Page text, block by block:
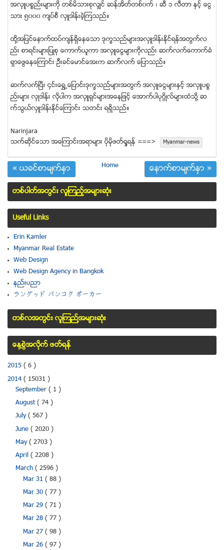
အလွဴပစၥည္းမ်ားကို တစ္မိသားစုလွ်င္ ဆန္အိတ္တစ္၀က္ ၊ ဆီ ၁ လီတာ ႏွင့္ ေငြ
သား ၅၀၀၀ က်ပ္စီ လွဴဒါန္းခဲ့ၾကသည္။
ထို႔အျပင္ေနာက္ထပ္က်န္ရွိေနေသာ ဒုကၡသည္မ်ားအလွဴဒါန္းနိုင္ရန္အတြက္လ
ည္း စာရင္းမ်ားျပဳစု ေကာက္ယူကာ အလွဴေငြမ်ားကိုလည္း ဆက္လက္ေကာက္ခံ
ရွာေဖြေနေၾကာင္း ဦးခင္ေမာင္ေအးက ဆက္္လက္ ေျပာသည္။
ဆက္လက္ျပီး ၄င္းေရႊ႕ေျပာင္းဒုကၡသည္မ်ားအတြက္ အလွဴေငြမ်ားႏွင့္ အလွဴပစၥ
ည္းမ်ား လွဳဒါန္း လိုပါက အလွဴရွင္မ်ားအေနျဖင့္ ေအာက္ပါပုဂၢိဳလ္မ်ားထံသို႔ ဆ
က္သြယ္လွဴဒါန္းနိုင္ေၾကာင္း သတင္း ရရွိသည္။
Narinjara
သက္ဆုိင္ေသာ အေၾကာင္းအရာမ်ား ပုိမုိဖတ္ရႈရန္ ===>
Myanmar-news
« ယခင္စာမ်က္ႏွာ Home ေနာက္စာမ်က္ႏွာ »
တစ္ပါတ္အတြင္း လူၾကည့္အမ်ားဆံုး
Useful Links
Erin Kamler
Myanmar Real Estate
Web Design
Web Design Agency in Bangkok
နည္းပညာ
ラングッド バンコク ポーカー
တစ္လအတြင္း လူၾကည္႔အမ်ားဆံုး
ေန႔စြဲအလိုက္ ဖတ္ရန္
2015 ( 6 )
2014 ( 15031 )
September ( 1 )
August( 74 )
July( 567 )
June ( 2020 )
May( 2703 )
April ( 2208 )
March ( 2596 )
Mar 31( 88 )
Mar 30( 77 )
Mar 29( 71 )
Mar 28( 77 )
Mar 27( 98 )
Mar 26( 97 )